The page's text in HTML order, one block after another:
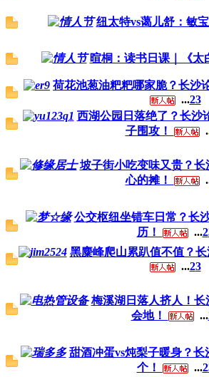
纽太特vs蔼儿舒：敏
暄桐：读书日课｜《太
荷花池葱油粑粑哪家脆？长沙
...23
西湖公园日落绝了？长沙
子围攻！
坡子街小吃变味又贵？
心的摊！
公交枢纽坐错车日常？长
历！
...2
黑麋峰爬山累趴值不值？
...23
梅溪湖日落人挤人！
会地！
...
甜酒冲蛋vs炖梨子暖身？
个！
...2